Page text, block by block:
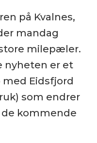
på Kvalnes,
mandag
milepæler.
nyheten er et
Eidsfjord
som endrer
kommende